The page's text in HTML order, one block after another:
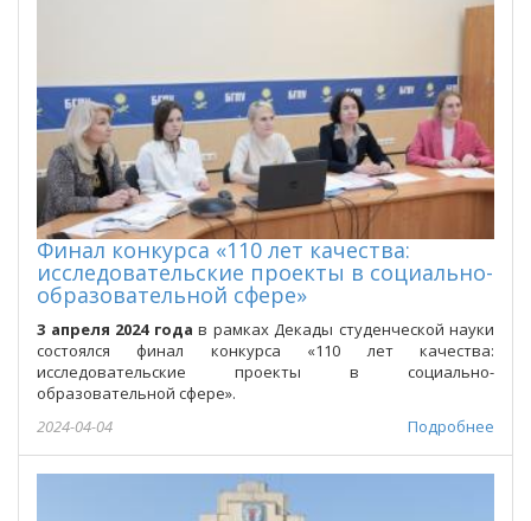
Финал конкурса «110 лет качества:
исследовательские проекты в социально-
образовательной сфере»
3 апреля 2024 года в рамках Декады студенческой науки
состоялся финал конкурса «110 лет качества:
исследовательские проекты в социально-
образовательной сфере».
Подробнее
2024-04-04